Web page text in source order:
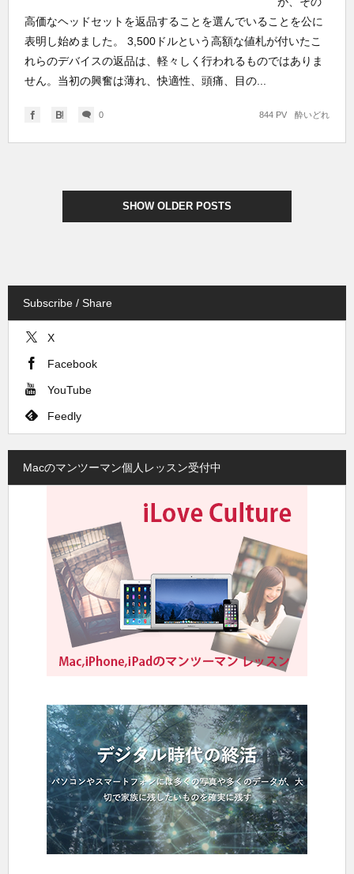
高価なヘッドセットを返品することを選んでいることを公に
表明し始めました。 3,500ドルという高額な値札が付いたこ
れらのデバイスの返品は、軽々しく行われるものではありま
せん。当初の興奮は薄れ、快適性、頭痛、目の...
0 酔いどれ
844 PV
SHOW OLDER POSTS
Subscribe / Share
X
Facebook
YouTube
Feedly
Macのマンツーマン個人レッスン受付中